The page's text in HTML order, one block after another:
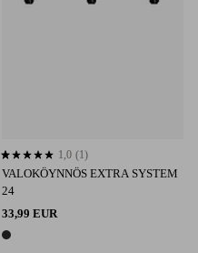
VALOKÖYNNÖS EXTRA SYSTEM
24
33,99 EUR
1 väri
1,0 perustuen 1 arvosanaan
1,0 (1)